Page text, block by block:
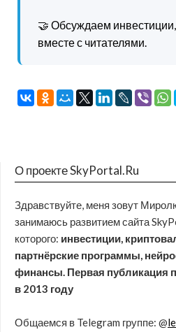
🤝 Обсуждаем
вместе с читателями.
О проекте SkyPortal.Ru
Здравствуйте, меня зовут
занимаюсь развитием сайта
которого: инвестиции,
партнёрские программы,
финансы. Первая публикация
в 2013 году
Общаемся в Telegram группе: @